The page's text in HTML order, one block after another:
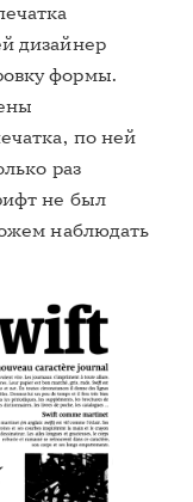
дизайнер
формы.
по ней
раз
не был
наблюдать